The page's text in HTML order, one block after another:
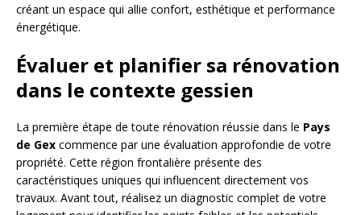
créant un espace qui allie confort, esthétique et performance
énergétique.
Évaluer et planifier sa rénovation
dans le contexte gessien
La première étape de toute rénovation réussie dans le Pays
de Gex commence par une évaluation approfondie de votre
propriété. Cette région frontalière présente des
caractéristiques uniques qui influencent directement vos
travaux. Avant tout, réalisez un diagnostic complet de votre